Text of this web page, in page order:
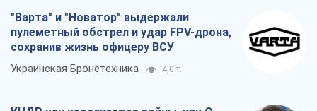
"Варта" и "Новатор" выдержали
пулеметный обстрел и удар FPV-дрона,
сохранив жизнь офицеру ВСУ
Украинская Бронетехника 4,0 т.